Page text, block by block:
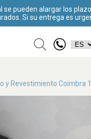
se pueden alargar los
Si su entrega es
y Revestimiento Coimbra